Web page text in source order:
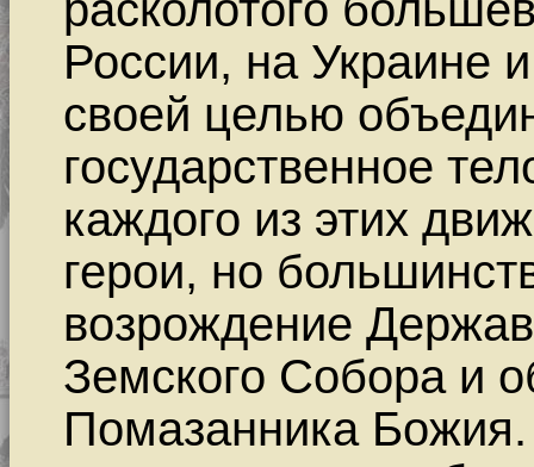
России, на Украине
своей целью
государственное
каждого из этих
герои, но
возрождение
Земского Собора и
Помазанника